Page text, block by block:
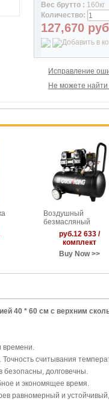
Вес брутто : 160кг
Количество:
127,670
Исправление
Не можете
Воздушный
безмасляный
компрессор (30л)
руб.12 633 /
комплект
Buy Now >>
40 * 60 см с верхним
времени.
считывания
безопасны, долговечны.
и экономящее время.
равномерный и